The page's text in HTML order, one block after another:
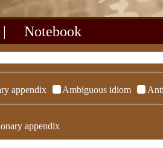
Notebook
appendix Ambiguous idiom
appendix